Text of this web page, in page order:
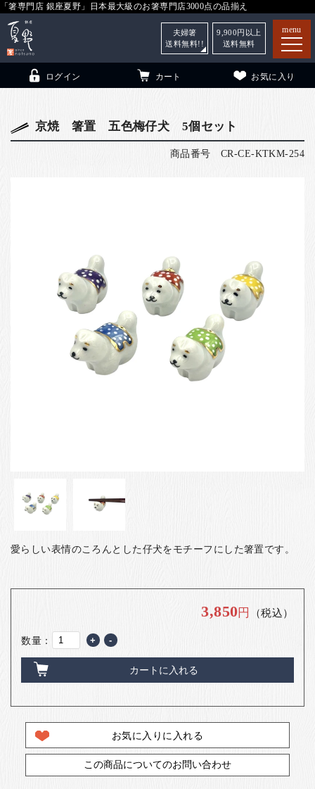
「箸専門店 銀座夏野」日本最大級のお箸専門店3000点の品揃え
menu
法人・飲食店のお客様
ログイン カート お気に入り
夫婦箸
送料無料!!
9,900 円以上
送料無料
京焼 箸置 五色梅仔犬 5個セット
商品番号 CR-CE-KTKM-254
愛らしい表情のころんとした仔犬をモチーフにした箸置です。
3,850円 （税込）
数量： + -
カートに入れる
お気に入りに入れる
この商品についてのお問い合わせ